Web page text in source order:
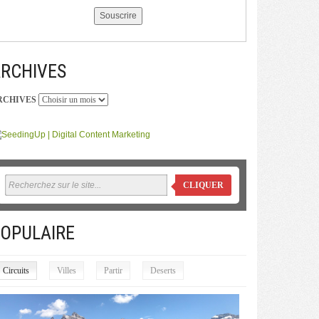
CLIQUER
Circuits Villes Partir Deserts